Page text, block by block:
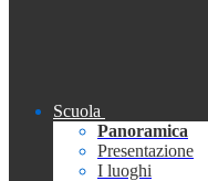
Scuola
Panoramica
Presentazione
I luoghi